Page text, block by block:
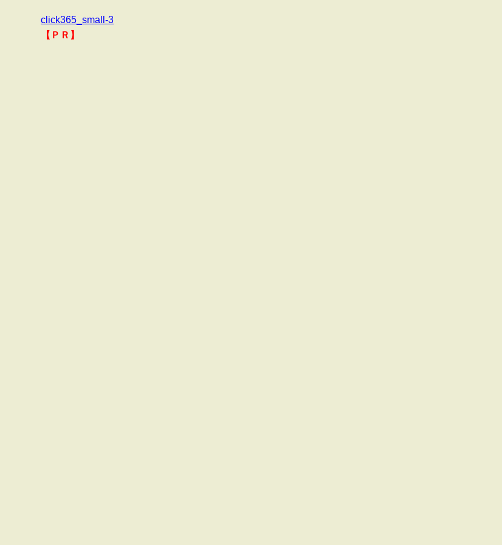
click365_small-3
【ＰＲ】